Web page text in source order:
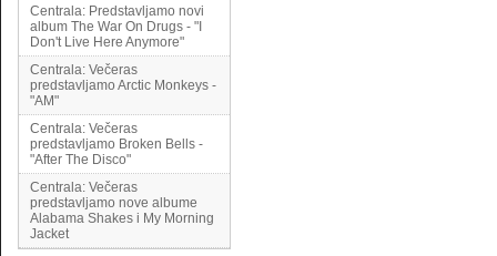
Centrala: Predstavljamo novi
album The War On Drugs - "I
Don't Live Here Anymore"
Centrala: Večeras
predstavljamo Arctic Monkeys -
"AM"
Centrala: Večeras
predstavljamo Broken Bells -
"After The Disco"
Centrala: Večeras
predstavljamo nove albume
Alabama Shakes i My Morning
Jacket